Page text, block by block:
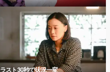
ラスト30秒で状況一変